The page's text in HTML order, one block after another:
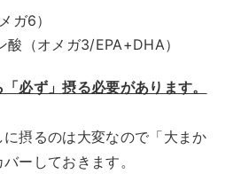
ガ6）
酸（オメガ3/EPA+DHA）
必ず」摂る必要があります。
摂るのは大変なので「大まか
ーしておきます。